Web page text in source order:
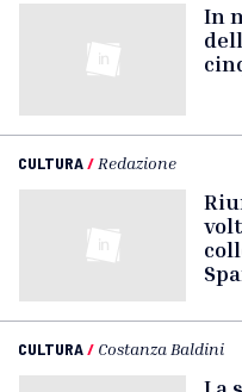
In
CULTURA/ Redazione
CULTURA/ Costanza Baldini